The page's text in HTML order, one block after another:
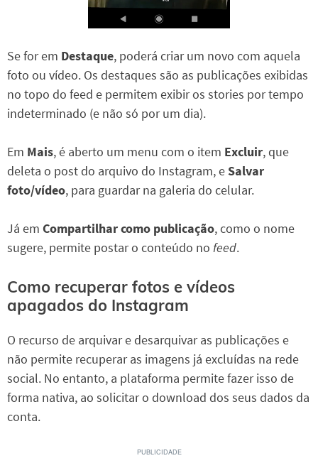
Se for em Destaque, poderá criar um novo com aquela
foto ou vídeo. Os destaques são as publicações exibidas
no topo do feed e permitem exibir os stories por tempo
indeterminado (e não só por um dia).
Em Mais, é aberto um menu com o item Excluir, que
deleta o post do arquivo do Instagram, eSalvar
foto/vídeo, para guardar na galeria do celular.
Já em Compartilhar como publicação, como o nome
sugere, permite postar o conteúdo no feed.
Como recuperar fotos e vídeos
apagados do Instagram
O recurso de arquivar e desarquivar as publicações e
não permite recuperar as imagens já excluídas na rede
social. No entanto, a plataforma permite fazer isso de
forma nativa, ao solicitar o download dos seus dados da
conta.